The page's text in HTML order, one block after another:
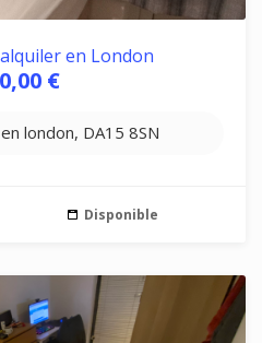
en London
€
london, DA15 8SN
Disponible